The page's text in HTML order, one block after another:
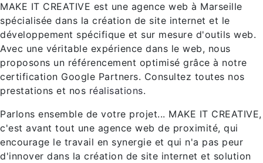
MAKE IT CREATIVE est une agence web à Marseille
spécialisée dans la création de site internet et le
développement spécifique et sur mesure d'outils web.
Avec une véritable expérience dans le web, nous
proposons un référencement optimisé grâce à notre
certification Google Partners. Consultez toutes nos
prestations et nos réalisations.
Parlons ensemble de votre projet... MAKE IT CREATIVE,
c'est avant tout une agence web de proximité, qui
encourage le travail en synergie et qui n'a pas peur
d'innover dans la création de site internet et solution